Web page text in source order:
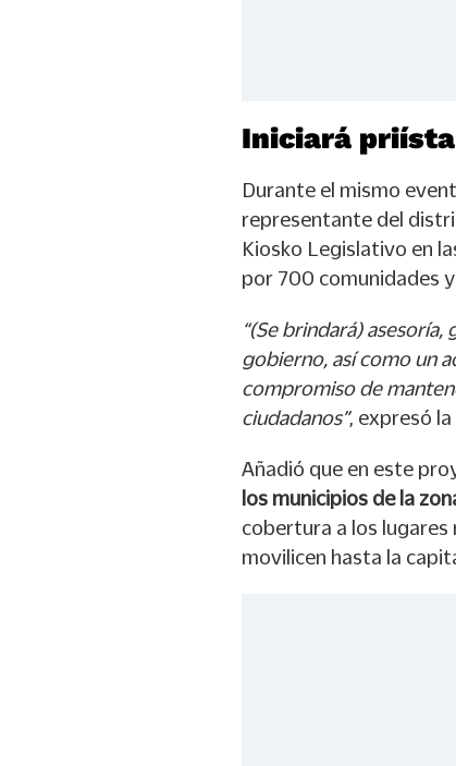
Iniciará
Durante el mismo
representante del
Kiosko Legislativo en
por 700 comunidades
“(Se brindará)
gobierno, así como un
compromiso de
ciudadanos”, expresó
Añadió que en este
los municipios de la
cobertura a los lugares
movilicen hasta la